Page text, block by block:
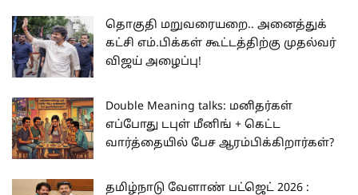
தொகுதி மறுவரையறை.. அனைத்துக்
கட்சி எம்.பிக்கள் கூட்டத்திற்கு முதல்வர்
விஜய் அழைப்பு!
Double Meaning talks: மனிதர்கள்
எப்போது டபுள் மீனிங் + கெட்ட
வார்த்தையில் பேச ஆரம்பிக்கிறார்கள்?
தமிழ்நாடு வேளாண் பட்ஜெட் 2026 :